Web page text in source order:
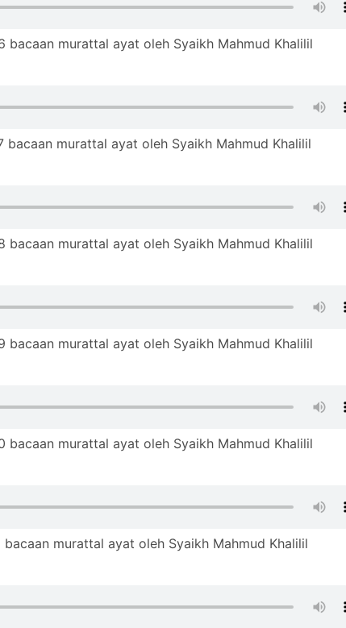
bacaan murattal ayat oleh Syaikh Mahmud Khalilil
bacaan murattal ayat oleh Syaikh Mahmud Khalilil
bacaan murattal ayat oleh Syaikh Mahmud Khalilil
bacaan murattal ayat oleh Syaikh Mahmud Khalilil
bacaan murattal ayat oleh Syaikh Mahmud Khalilil
murattal ayat oleh Syaikh Mahmud Khalilil